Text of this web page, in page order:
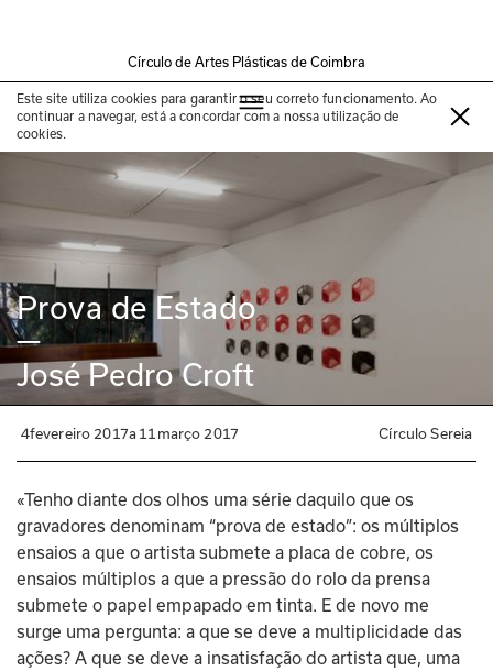
Círculo de Artes Plásticas de Coimbra
Este site utiliza cookies para garantir o seu correto funcionamento. Ao
continuar a navegar, está a concordar com a nossa utilização de
cookies.
Exposição passada
Prova de Estado
—
José Pedro Croft
4fevereiro 2017a11 março 2017 Círculo Sereia
«Tenho diante dos olhos uma série daquilo que os
gravadores denominam “prova de estado”: os múltiplos
ensaios a que o artista submete a placa de cobre, os
ensaios múltiplos a que a pressão do rolo da prensa
submete o papel empapado em tinta. E de novo me
surge uma pergunta: a que se deve a multiplicidade das
ações? A que se deve a insatisfação do artista que, uma